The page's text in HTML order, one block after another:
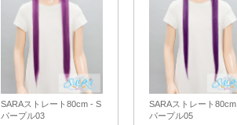
SARAストレート80cm - S
パープル03
SARAストレート
パープル05